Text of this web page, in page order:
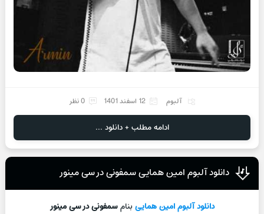
آلبوم 12 اسفند 1401 0 نظر
ادامه مطلب + دانلود ...
دانلود آلبوم امین همایی سمفونی در سی مینور
دانلود آلبومامین هماییبنامسمفونی در سی مینور